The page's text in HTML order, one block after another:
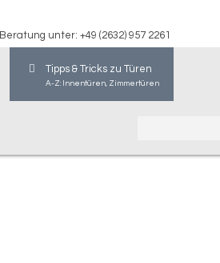
Tipps & Tricks zu Türen
A-Z: Innentüren, Zimmertüren
Beratung unter: +49 (2632) 957 2261